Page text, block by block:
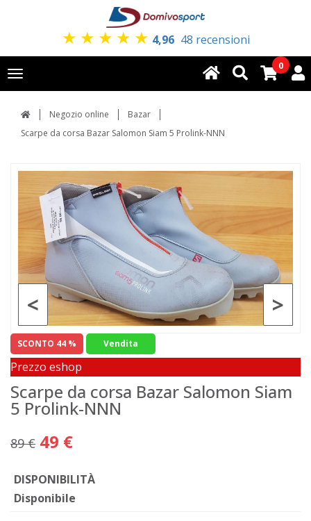
★ ★ ★ ★ ★ 4,96 48 recensioni
Toggle
navigation
0
Negozio online
Bazar
Scarpe da corsa Bazar Salomon Siam 5 Prolink-NNN
>
<
SCONTO 44 % Vendita
Prezzo eshop
Scarpe da corsa Bazar Salomon Siam
5 Prolink-NNN
89 € 49 €
DISPONIBILITÀ
Disponibile